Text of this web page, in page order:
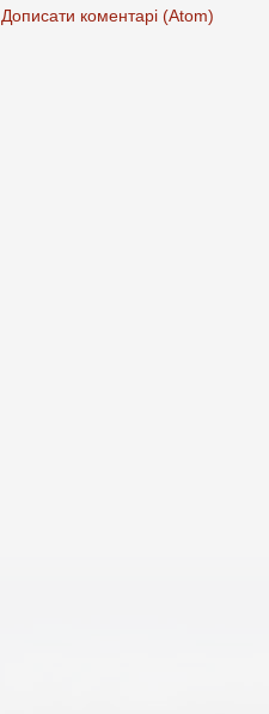
Дописати коментарі (Atom)